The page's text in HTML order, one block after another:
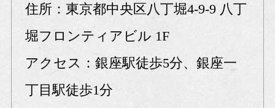
住所：東京都中央区八丁堀4-9-9 八丁
堀フロンティアビル 1F
アクセス：銀座駅徒歩5分、銀座一
丁目駅徒歩1分